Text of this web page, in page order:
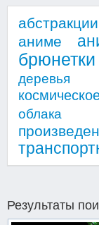
Вход
абстракции
аниме
брюнетки
деревья
облака
Результаты